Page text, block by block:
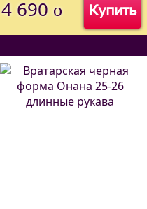
(Код:44597338 Купить
4 690 o